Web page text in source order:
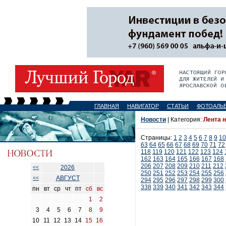
ГЛАВНАЯ НАВИГАТОР СТАТЬИ
<< 2026
<<
АВГУСТ
пн
вт ср чт пт сб
вс
1
2
3
4 5 6 7 8
9
10
11 12 13 14 15 16
Новости | Категория: Лента
Страницы: 1 2 3 4 5 6 7 8 9 10
63 64 65 66 67 68 69 70 71 72
118 119 120 121 122 123 124
162 163 164 165 166 167 168
206 207 208 209 210 211 212
250 251 252 253 254 255 256
294 295 296 297 298 299 300
338 339 340 341 342 343 344